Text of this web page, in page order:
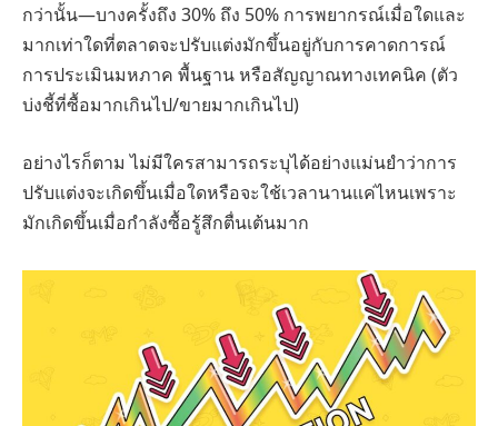
กว่านั้น—บางครั้งถึง 30% ถึง 50% การพยากรณ์เมื่อใดและ
มากเท่าใดที่ตลาดจะปรับแต่งมักขึ้นอยู่กับการคาดการณ์
การประเมินมหภาค พื้นฐาน หรือสัญญาณทางเทคนิค (ตัว
บ่งชี้ที่ซื้อมากเกินไป/ขายมากเกินไป)
อย่างไรก็ตาม ไม่มีใครสามารถระบุได้อย่างแม่นยำว่าการ
ปรับแต่งจะเกิดขึ้นเมื่อใดหรือจะใช้เวลานานแค่ไหนเพราะ
มักเกิดขึ้นเมื่อกำลังซื้อรู้สึกตื่นเต้นมาก